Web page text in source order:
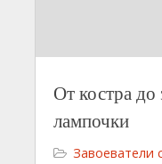
От костра до
лампочки
Завоеватели